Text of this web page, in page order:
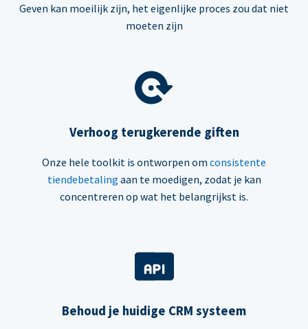
Geven kan moeilijk zijn, het eigenlijke proces zou dat niet
moeten zijn
Verhoog terugkerende giften
Onze hele toolkit is ontworpen om consistente
tiendebetaling aan te moedigen, zodat je kan
concentreren op wat het belangrijkst is.
Behoud je huidige CRM systeem